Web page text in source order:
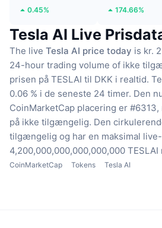
0.45% 174.66%
Tesla AI Live
The live Tesla AI price today is kr.
24-hour trading volume of ikke
prisen på TESLAI til DKK i realtid.
0.06 % i de seneste 24 timer. Den
CoinMarketCap placering er
på ikke tilgængelig. Den
tilgængelig og har en maksimal
4,200,000,000,000,000,000 TESLAI
CoinMarketCap Tokens Tesla AI